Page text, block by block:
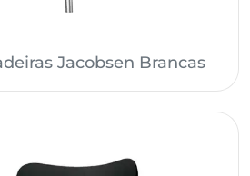
Jacobsen Brancas